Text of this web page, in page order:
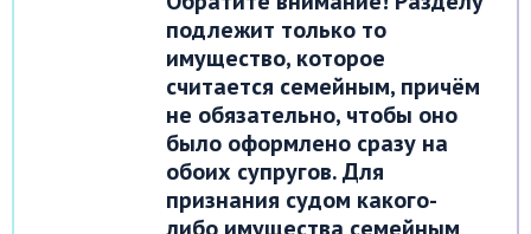
подлежит только то
имущество, которое
считается семейным, причём
не обязательно, чтобы оно
было оформлено сразу на
обоих супругов. Для
признания судом какого-